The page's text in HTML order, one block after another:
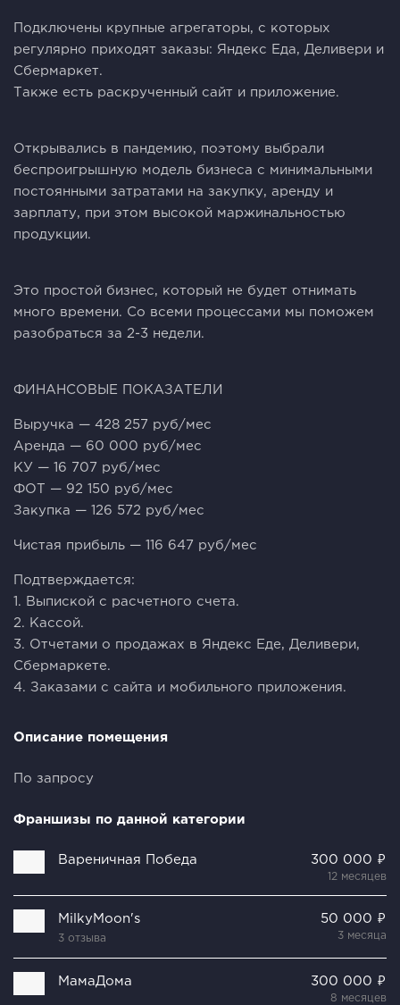
Подключены крупные агрегаторы, с которых
регулярно приходят заказы: Яндекс Еда, Деливери и
Сбермаркет.
Также есть раскрученный сайт и приложение.
Открывались в пандемию, поэтому выбрали
беспроигрышную модель бизнеса с минимальными
постоянными затратами на закупку, аренду и
зарплату, при этом высокой маржинальностью
продукции.
Это простой бизнес, который не будет отнимать
много времени. Со всеми процессами мы поможем
разобраться за 2-3 недели.
ФИНАНСОВЫЕ ПОКАЗАТЕЛИ
Выручка — 428 257 руб/мес
Аренда — 60 000 руб/мес
КУ — 16 707 руб/мес
ФОТ — 92 150 руб/мес
Закупка — 126 572 руб/мес
Чистая прибыль — 116 647 руб/мес
Подтверждается:
1. Выпиской с расчетного счета.
2. Кассой.
3. Отчетами о продажах в Яндекс Еде, Деливери,
Сбермаркете.
4. Заказами с сайта и мобильного приложения.
Описание помещения
По запросу
Франшизы по данной категории
Вареничная Победа 300 000 ₽
12 месяцев
MilkyMoon's
3 отзыва
50 000 ₽
3 месяца
МамаДома 300 000 ₽
8 месяцев